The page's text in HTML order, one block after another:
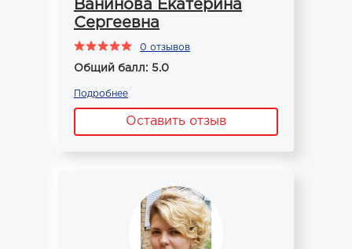
Ванинова Екатерина
Сергеевна
0 отзывов
Общий балл: 5.0
Подробнее
Оставить отзыв